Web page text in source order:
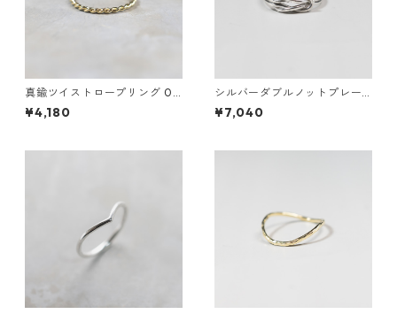
真鍮ツイストロープリング 0.8
mm×2 鏡面｜FA-1168
¥4,180
シルバーダブルノットプレー
ンリング 1.2mm×2 鏡面｜FA-
1158
¥7,040